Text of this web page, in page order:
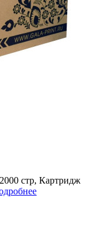
стр, Картридж